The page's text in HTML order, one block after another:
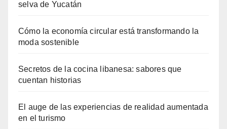
selva de Yucatán
Cómo la economía circular está transformando la
moda sostenible
Secretos de la cocina libanesa: sabores que
cuentan historias
El auge de las experiencias de realidad aumentada
en el turismo